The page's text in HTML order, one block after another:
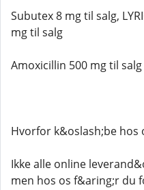
Subutex 8 mg til salg,
mg til salg
Amoxicillin 500 mg til
Hvorfor k&oslash;be hos
Ikke alle online
men hos os f&aring;r du